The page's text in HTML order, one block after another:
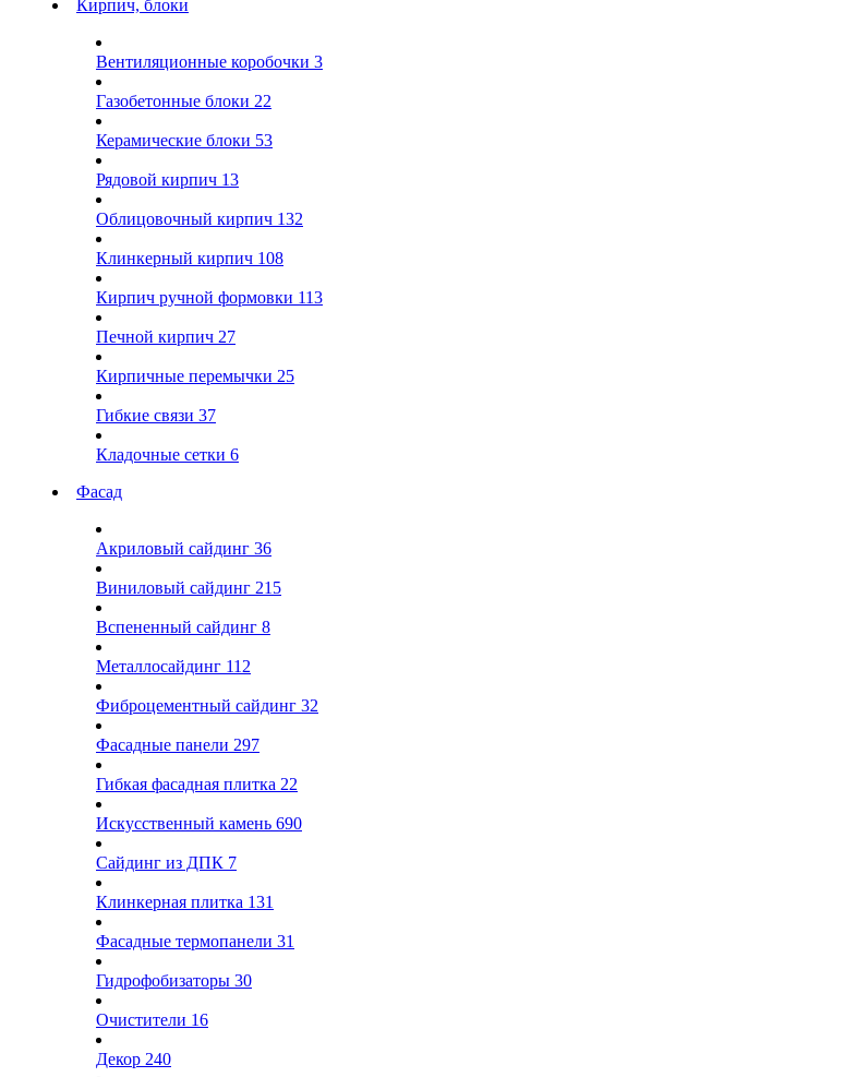
Кирпич, блоки
Вентиляционные коробочки 3
Газобетонные блоки 22
Керамические блоки 53
Рядовой кирпич 13
Облицовочный кирпич 132
Клинкерный кирпич 108
Кирпич ручной формовки 113
Печной кирпич 27
Кирпичные перемычки 25
Гибкие связи 37
Кладочные сетки 6
Фасад
Акриловый сайдинг 36
Виниловый сайдинг 215
Вспененный сайдинг 8
Металлосайдинг 112
Фиброцементный сайдинг 32
Фасадные панели 297
Гибкая фасадная плитка 22
Искусственный камень 690
Сайдинг из ДПК 7
Клинкерная плитка 131
Фасадные термопанели 31
Гидрофобизаторы 30
Очистители 16
Декор 240